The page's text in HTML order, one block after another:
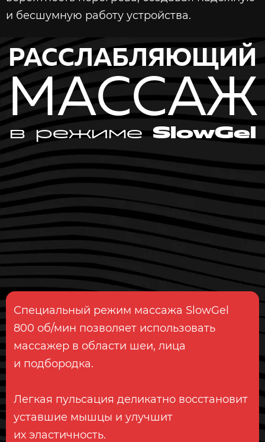
и бесшумную работу устройства.
РАССЛАБЛЯЮЩИЙ
МАССАЖ
в режимеSlowGel
Специальный режим массажа SlowGel
800 об/мин позволяет использовать
массажер в области шеи, лица
и подбородка.
Легкая пульсация деликатно восстановит
уставшие мышцы и улучшит
их эластичность.